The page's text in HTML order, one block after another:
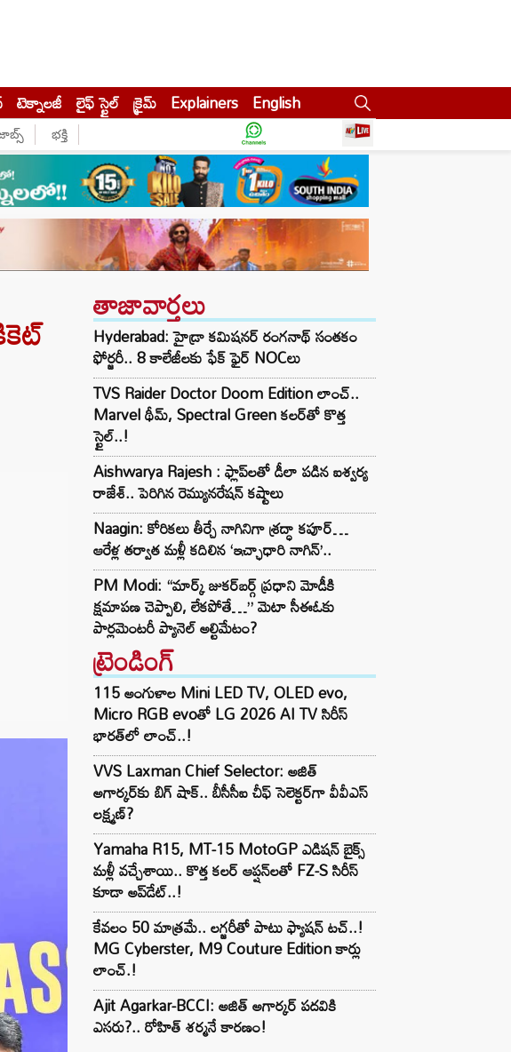
టెక్నాలజీ లైఫ్ స్టైల్ క్రైమ్ Explainers English
భక్తి
తాజావార్తలు
Hyderabad: హైడ్రా కమిషనర్ రంగనాథ్ సంతకం
ఫోర్జరీ.. 8 కాలేజీలకు ఫేక్ ఫైర్ NOCలు
TVS Raider Doctor Doom Edition లాంచ్..
Marvel థీమ్, Spectral Green కలర్‌తో కొత్త
స్టైల్..!
Aishwarya Rajesh : ఫ్లాప్‌లతో డీలా పడిన ఐశ్వర్య
రాజేశ్.. పెరిగిన రెమ్యునరేషన్‌ కష్టాలు
Naagin: కోరికలు తీర్చే నాగినిగా శ్రద్ధా కపూర్…
ఆరేళ్ల తర్వాత మళ్లీ కదిలిన ‘ఇచ్ఛాధారి నాగిన్’..
PM Modi: “మార్క్ జుకర్‌బర్గ్ ప్రధాని మోడీకి
క్షమాపణ చెప్పాలి, లేకపోతే…” మెటా సీఈఓకు
పార్లమెంటరీ ప్యానెల్ అల్టిమేటం?
ట్రెండింగ్‌
115 అంగుళాల Mini LED TV, OLED evo,
Micro RGB evoతో LG 2026 AI TV సిరీస్
భారత్‌లో లాంచ్..!
VVS Laxman Chief Selector: అజిత్
అగార్కర్‌కు బిగ్ షాక్.. బీసీసీఐ చీఫ్ సెలెక్టర్‌గా వీవీఎస్
లక్ష్మణ్?
Yamaha R15, MT-15 MotoGP ఎడిషన్ బైక్స్
మళ్లీ వచ్చేశాయి.. కొత్త కలర్ ఆప్షన్‌లతో FZ-S సిరీస్
కూడా అప్‌డేట్..!
కేవలం 50 మాత్రమే.. లగ్జరీతో పాటు ఫ్యాషన్ టచ్..!
MG Cyberster, M9 Couture Edition కార్లు
లాంచ్.!
Ajit Agarkar-BCCI: అజిత్ అగార్కర్ పదవికి
ఎసరు?.. రోహిత్ శర్మనే కారణం!